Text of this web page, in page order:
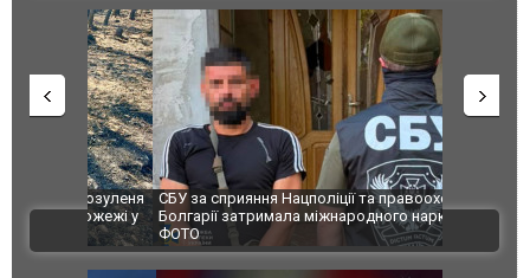
пожежі у
СБУ за сприяння Нацполіції та правоохоронців
Болгарії затримала міжнародного наркобарона.
ФОТО
Росіяни
одна
ВІДЕО